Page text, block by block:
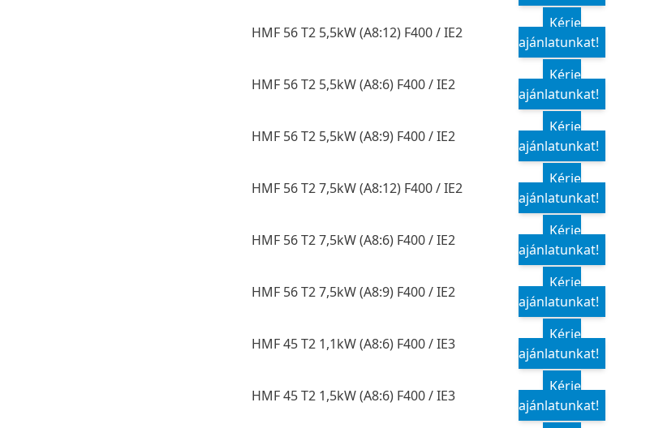
HMF 56 T2 5,5kW (A8:12) F400 / IE2
Kérje
ajánlatunkat!
HMF 56 T2 5,5kW (A8:6) F400 / IE2
Kérje
ajánlatunkat!
HMF 56 T2 5,5kW (A8:9) F400 / IE2
Kérje
ajánlatunkat!
HMF 56 T2 7,5kW (A8:12) F400 / IE2
Kérje
ajánlatunkat!
HMF 56 T2 7,5kW (A8:6) F400 / IE2
Kérje
ajánlatunkat!
HMF 56 T2 7,5kW (A8:9) F400 / IE2
Kérje
ajánlatunkat!
HMF 45 T2 1,1kW (A8:6) F400 / IE3
Kérje
ajánlatunkat!
HMF 45 T2 1,5kW (A8:6) F400 / IE3
Kérje
ajánlatunkat!